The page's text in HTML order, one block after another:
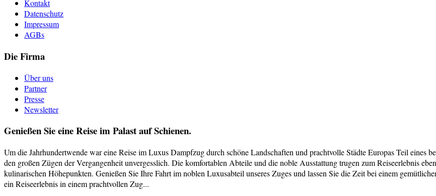
Kontakt
Datenschutz
Impressum
AGBs
Die Firma
Über uns
Partner
Presse
Newsletter
Genießen Sie eine Reise im Palast auf Schienen.
Um die Jahrhundertwende war eine Reise im Luxus Dampfzug durch schöne Landschaften und prachtvolle Städte Europas Teil eines
den großen Zügen der Vergangenheit unvergesslich. Die komfortablen Abteile und die noble Ausstattung trugen zum Reiseerlebnis
kulinarischen Höhepunkten. Genießen Sie Ihre Fahrt im noblen Luxusabteil unseres Zuges und lassen Sie die Zeit bei einem
ein Reiseerlebnis in einem prachtvollen Zug...